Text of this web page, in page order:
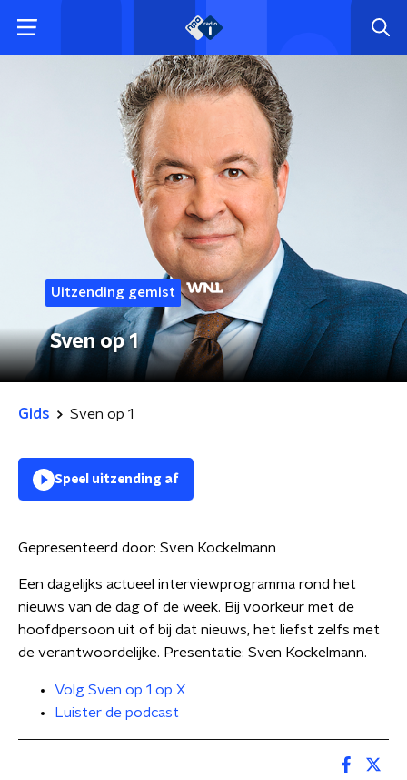
Uitzending gemist
Sven op 1
Gids Sven op 1
Speel uitzending af
Gepresenteerd door: Sven Kockelmann
Een dagelijks actueel interviewprogramma rond het
nieuws van de dag of de week. Bij voorkeur met de
hoofdpersoon uit of bij dat nieuws, het liefst zelfs met
de verantwoordelijke. Presentatie: Sven Kockelmann.
Volg Sven op 1 op X
Luister de podcast